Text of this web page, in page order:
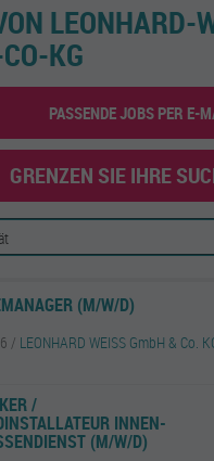
LEONHARD-
KG
PASSENDE JOBS PER E-
GRENZEN SIE IHRE
(M/W/D)
/ LEONHARD WEISS GmbH & Co.
/
INNEN-
(M/W/D)